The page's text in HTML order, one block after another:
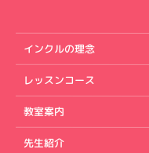
インクルの理念
レッスンコース
教室案内
先生紹介